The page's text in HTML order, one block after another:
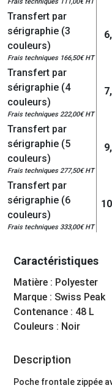
Transfert par
sérigraphie (3
couleurs)
Frais techniques 166,50€ HT
Transfert par
sérigraphie (4
couleurs)
Frais techniques 222,00€ HT
Transfert par
sérigraphie (5
couleurs)
Frais techniques 277,50€ HT
Transfert par
sérigraphie (6
couleurs)
Frais techniques 333,00€ HT
Caractéristiques
Matière : Polyester
Marque : Swiss Peak
Contenance : 48 L
Couleurs : Noir
Description
Poche frontale zippée